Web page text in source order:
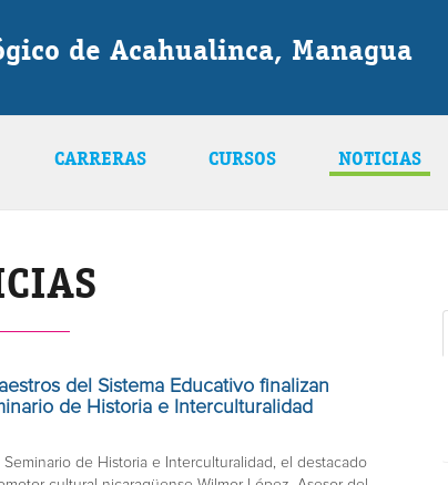
de Acahualinca, Managua
CARRERAS CURSOS NOTICIAS
del Sistema Educativo finalizan
de Historia e Interculturalidad
Seminario de Historia e Interculturalidad, el destacado